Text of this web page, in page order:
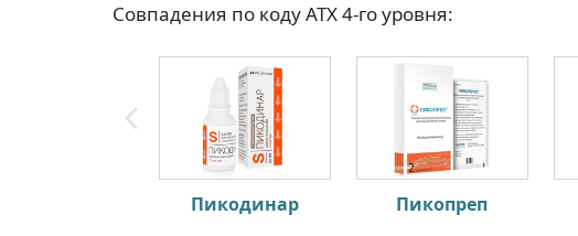
Совпадения по коду АТХ 4-го уровня:
Пикодинар Пикопреп